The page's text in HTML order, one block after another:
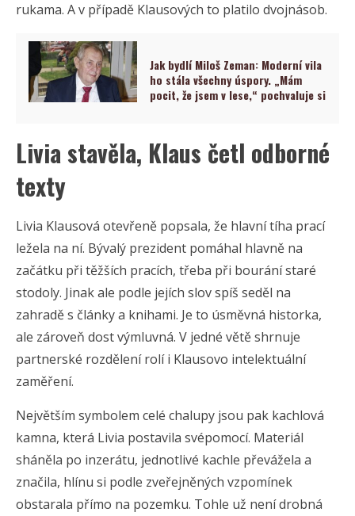
rukama. A v případě Klausových to platilo dvojnásob.
Jak bydlí Miloš Zeman: Moderní vila
ho stála všechny úspory. „Mám
pocit, že jsem v lese,“ pochvaluje si
Livia stavěla, Klaus četl odborné
texty
Livia Klausová otevřeně popsala, že hlavní tíha prací
ležela na ní. Bývalý prezident pomáhal hlavně na
začátku při těžších pracích, třeba při bourání staré
stodoly. Jinak ale podle jejích slov spíš seděl na
zahradě s články a knihami. Je to úsměvná historka,
ale zároveň dost výmluvná. V jedné větě shrnuje
partnerské rozdělení rolí i Klausovo intelektuální
zaměření.
Největším symbolem celé chalupy jsou pak kachlová
kamna, která Livia postavila svépomocí. Materiál
sháněla po inzerátu, jednotlivé kachle převážela a
značila, hlínu si podle zveřejněných vzpomínek
obstarala přímo na pozemku. Tohle už není drobná